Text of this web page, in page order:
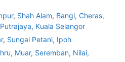
, Shah Alam, Bangi, Cheras,
Putrajaya, Kuala Selangor
, Sungai Petani, Ipoh
Muar, Seremban, Nilai,